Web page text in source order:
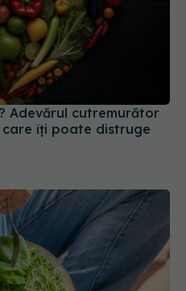
Adevărul cutremurător
îți poate distruge